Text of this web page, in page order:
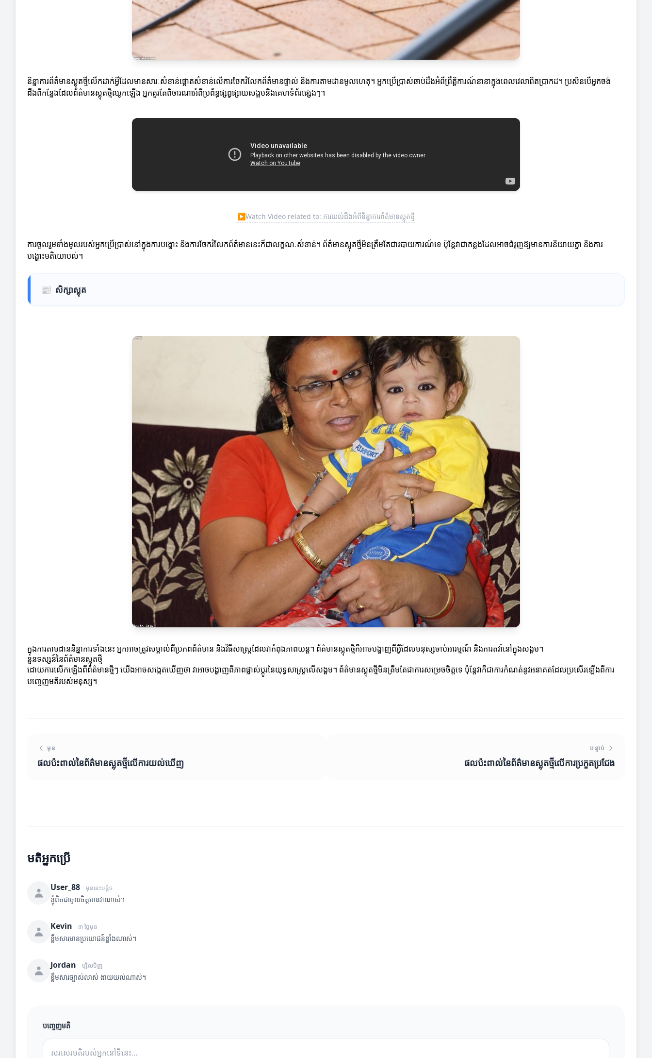
និន្នាការព័ត៌មានស្លុតថ្មីលើកដាក់អ្វីដែលមានសារៈសំខាន់ផ្តោតសំខាន់លើការចែករំលែកព័ត៌មានផ្ទាល់ និងការតាមដានមូលហេតុ។ អ្នកប្រើប្រាស់ឆាប់ដឹងអំពីព្រឹត្តិការណ៍នានាក្នុងពេលវេលាពិតប្រាកដ។ ប្រសិនបើអ្នកចង់
ដឹងពីកន្លែងដែលព័ត៌មានស្លុតថ្មីឈូកឡើង អ្នកគួរតែពិចារណាអំពីប្រព័ន្ធផ្សព្វផ្សាយសង្គមនិងគេហទំព័រផ្សេងៗ។
▶Watch Video related to: ការយល់ដឹងអំពីនិន្នាការព័ត៌មានស្លុតថ្មី
ការចូលរួមទាំងមូលរបស់អ្នកប្រើប្រាស់នៅក្នុងការបង្ហោះ និងការចែករំលែកព័ត៌មាននេះក៏ជាលក្ខណៈសំខាន់។ ព័ត៌មានស្លុតថ្មីមិនត្រឹមតែជារបាយការណ៍ទេ ប៉ុន្តែវាជាគន្លងដែលអាចជំរុញឱ្យមានការនិយាយគ្នា និងការ
បង្ហោះមតិយោបល់។
📰 សិក្សាស្លុត
ក្នុងការតាមដាននិន្នាការទាំងនេះ អ្នកអាចត្រូវសម្គាល់ពីប្រភពព័ត៌មាន និងវិធីសាស្ត្រដែលវាកំពុងភាពយន្ត។ ព័ត៌មានស្លុតថ្មីក៏អាចបង្ហាញពីអ្វីដែលមនុស្សចាប់អារម្មណ៍ និងការតវ៉ានៅក្នុងសង្គម។
នួនទស្សន៍នៃព័ត៌មានស្លុតថ្មី
ដោយការលើកឡើងពីព័ត៌មានថ្មីៗ យើងអាចសង្កេតឃើញថា វាអាចបង្ហាញពីភាពផ្លាស់ប្តូរនៃយុទ្ធសាស្ត្រលើសង្គម។ ព័ត៌មានស្លុតថ្មីមិនត្រឹមតែជាការសម្រេចចិត្តទេ ប៉ុន្តែវាក៏ជាការកំណត់នូវអនាគតដែលប្រសើរឡើងពីការ
បញ្ចេញមតិរបស់មនុស្ស។
មុន
ផលប៉ះពាល់នៃព័ត៌មានស្លុតថ្មីលើការយល់ឃើញ
បន្ទាប់
ផលប៉ះពាល់នៃព័ត៌មានស្លុតថ្មីលើការប្រកួតប្រជែង
មតិអ្នកប្រើ
User_88 មុននេះបន្តិច
ខ្ញុំពិតជាចូលចិត្តអានវាណាស់។
Kevin ៣ ថ្ងៃមុន
ខ្លឹមសារមានប្រយោជន៍ខ្លាំងណាស់។
Jordan ម្សិលមិញ
ខ្លឹមសារច្បាស់លាស់ ងាយយល់ណាស់។
បញ្ចេញមតិ